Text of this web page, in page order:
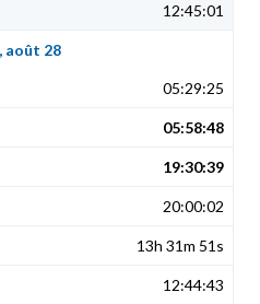
12:45:01
août 28
05:29:25
05:58:48
19:30:39
20:00:02
13h 31m 51s
12:44:43